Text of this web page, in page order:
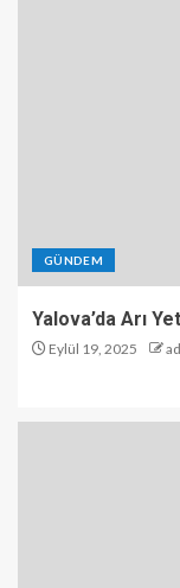
GÜNDEM
Yalova’da Arı
Eylül 19, 2025